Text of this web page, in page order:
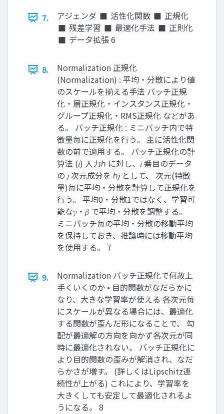
7.
アジェンダ ◼ 活性化関数 ◼ 正規化
◼ 残差学習 ◼ 最適化手法 ◼ 正則化
◼ データ拡張 6
8.
Normalization 正規化
(Normalization) : 平均・分散により値
のスケールを揃える手法 バッチ正規
化・層正規化・インスタンス正規化・
グループ正規化・RMS正規化 などがあ
る。 バッチ正規化 : ミニバッチ内で特
徴量毎に正規化を行う。 主に活性化関
数の前で適用する。 バッチ正規化の計
算法 (𝑖) 入力ℎ に対し、𝑖 番目のデータ
の 𝑗 次元成分を ℎ𝑗 として、 次元(特徴
量)毎に平均・分散を計算して正規化を
行う。 平均0・分散1ではなく、学習可
能な𝛾・𝛽 で平均・分散を調整する。
ミニバッチ毎の平均・分散の移動平均
を保持しておき、推論時には移動平均
を使用する。 7
9.
Normalization バッチ正規化で何故上
手くいくのか • 目的関数がなだらかに
なり、大きな学習率が使える 各次元毎
にスケールが異なる場合には、最適化
する関数が歪んだ形になることで、 勾
配が最適解の方向を向かず各次元が同
時に最適化されない。 バッチ正規化に
より目的関数の歪みが解消され、なだ
らかさが増す。 (詳しくはLipschitz連
続性が上がる) これにより、学習率を
大きくしても安定して最適化されるよ
うになる。 8